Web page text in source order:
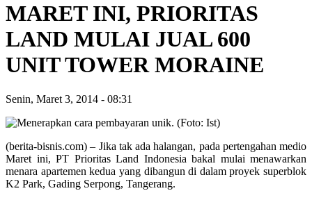
MARET INI, PRIORITAS
LAND MULAI JUAL 600
UNIT TOWER MORAINE
Senin, Maret 3, 2014 - 08:31
(berita-bisnis.com) – Jika tak ada halangan, pada pertengahan medio
Maret ini, PT Prioritas Land Indonesia bakal mulai menawarkan
menara apartemen kedua yang dibangun di dalam proyek superblok
K2 Park, Gading Serpong, Tangerang.